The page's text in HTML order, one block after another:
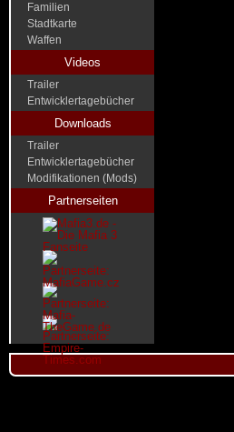
Familien
Stadtkarte
Waffen
Videos
Trailer
Entwicklertagebücher
Downloads
Trailer
Entwicklertagebücher
Modifikationen (Mods)
Partnerseiten